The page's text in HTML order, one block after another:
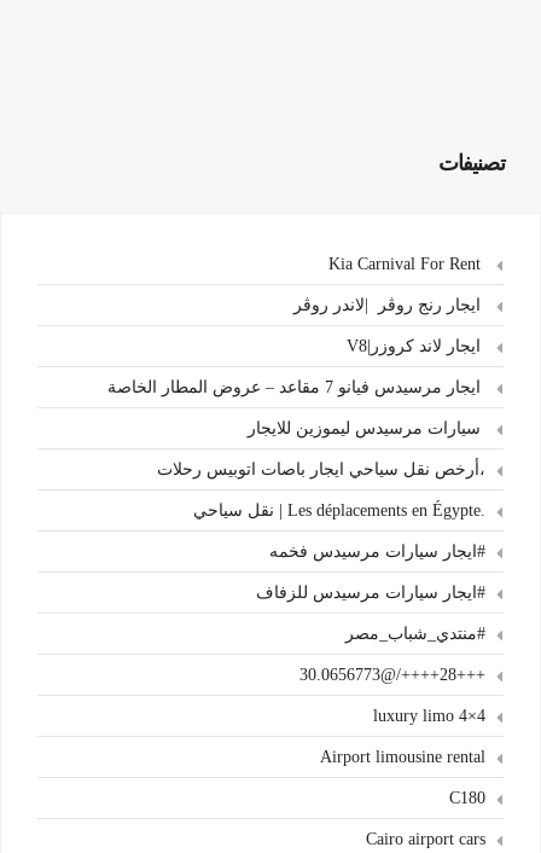
تصنيفات
ايجار رنج روڤر |لاندر روڤر
ايجار لاند كروزر|V8
ايجار مرسيدس فيانو 7 مقاعد – عروض المطار الخاصة
سيارات مرسيدس ليموزين للايجار
،أرخص نقل سياحي ايجار باصات اتوبيس رحلات
.Les déplacements en Égypte | نقل سياحي
#ايجار سيارات مرسيدس فخمه
#ايجار سيارات مرسيدس للزفاف
#منتدي_شباب_مصر
+++28++++/@30.0656773
4×4 luxury limo
Airport limousine rental
C180
Cairo airport cars